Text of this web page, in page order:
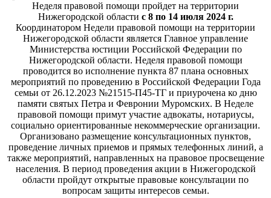
Неделя правовой помощи пройдет на территории
Нижегородской области с 8 по 14 июля 2024 г.
Координатором Недели правовой помощи на территории
Нижегородской области является Главное управление
Министерства юстиции Российской Федерации по
Нижегородской области. Неделя правовой помощи
проводится во исполнение пункта 87 плана основных
мероприятий по проведению в Российской Федерации Года
семьи от 26.12.2023 №21515-П45-ТГ и приурочена ко дню
памяти святых Петра и Февронии Муромских. В Неделе
правовой помощи примут участие адвокаты, нотариусы,
социально ориентированные некоммерческие организации.
Организовано размещение консультационных пунктов,
проведение личных приемов и прямых телефонных линий, а
также мероприятий, направленных на правовое просвещение
населения. В период проведения акции в Нижегородской
области пройдут открытые правовые консультации по
вопросам защиты интересов семьи.